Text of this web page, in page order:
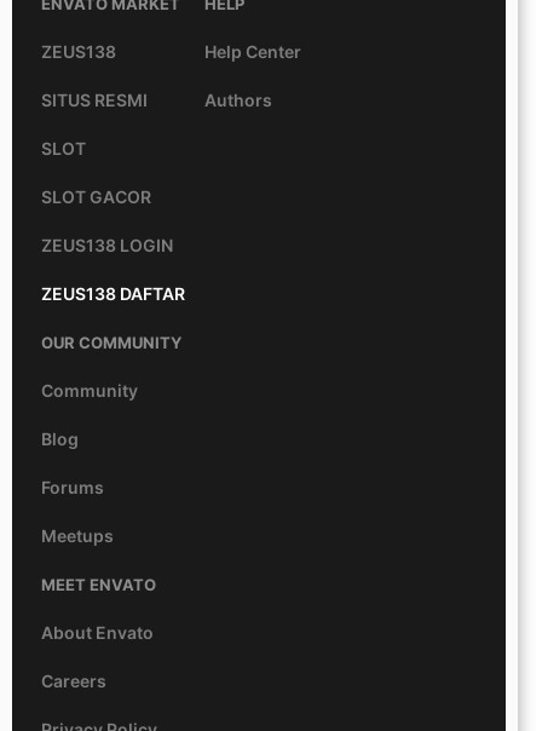
ENVATO MARKET
ZEUS138
SITUS RESMI
SLOT
SLOT GACOR
ZEUS138 LOGIN
ZEUS138 DAFTAR
HELP
Help Center
Authors
OUR COMMUNITY
Community
Blog
Forums
Meetups
MEET ENVATO
About Envato
Careers